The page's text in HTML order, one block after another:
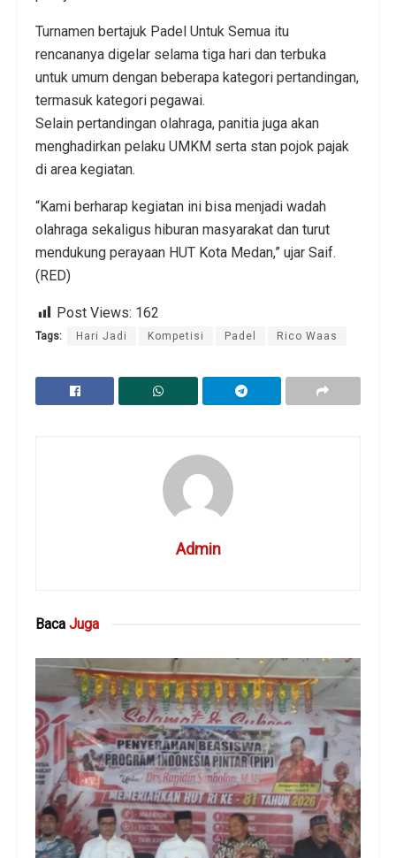
Turnamen bertajuk Padel Untuk Semua itu
rencananya digelar selama tiga hari dan terbuka
untuk umum dengan beberapa kategori pertandingan,
termasuk kategori pegawai.
Selain pertandingan olahraga, panitia juga akan
menghadirkan pelaku UMKM serta stan pojok pajak
di area kegiatan.
“Kami berharap kegiatan ini bisa menjadi wadah
olahraga sekaligus hiburan masyarakat dan turut
mendukung perayaan HUT Kota Medan,” ujar Saif.
(RED)
Post Views: 162
Tags: Hari Jadi Kompetisi Padel Rico Waas
Admin
Baca Juga